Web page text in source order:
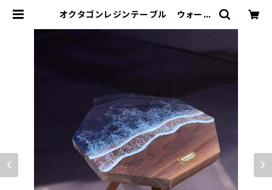
オクタゴンレジンテーブル ウォール